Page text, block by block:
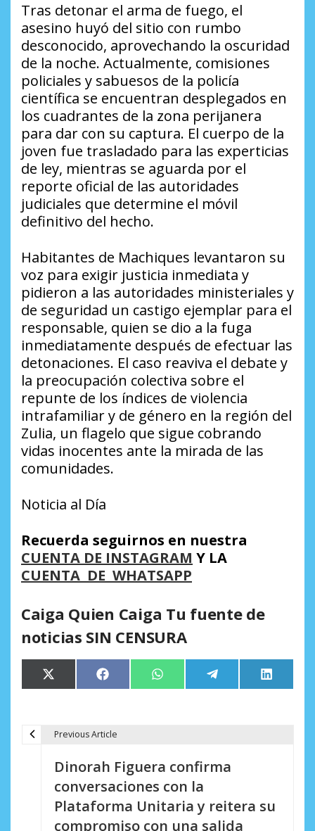
Tras detonar el arma de fuego, el
asesino huyó del sitio con rumbo
desconocido, aprovechando la oscuridad
de la noche. Actualmente, comisiones
policiales y sabuesos de la policía
científica se encuentran desplegados en
los cuadrantes de la zona perijanera
para dar con su captura. El cuerpo de la
joven fue trasladado para las experticias
de ley, mientras se aguarda por el
reporte oficial de las autoridades
judiciales que determine el móvil
definitivo del hecho.
Habitantes de Machiques levantaron su
voz para exigir justicia inmediata y
pidieron a las autoridades ministeriales y
de seguridad un castigo ejemplar para el
responsable, quien se dio a la fuga
inmediatamente después de efectuar las
detonaciones. El caso reaviva el debate y
la preocupación colectiva sobre el
repunte de los índices de violencia
intrafamiliar y de género en la región del
Zulia, un flagelo que sigue cobrando
vidas inocentes ante la mirada de las
comunidades.
Noticia al Día
Recuerda seguirnos en nuestra
CUENTA DE INSTAGRAM Y LA
CUENTA DE WHATSAPP
Caiga Quien Caiga Tu fuente de
noticias SIN CENSURA
Compartir
en
X
(Twitter)
Compartir
en
Facebook Compartir
en
WhatsApp Compartir
en
Telegram
en
LinkedIn
Previous Article
Dinorah Figuera confirma
conversaciones con la
Plataforma Unitaria y reitera su
compromiso con una salida